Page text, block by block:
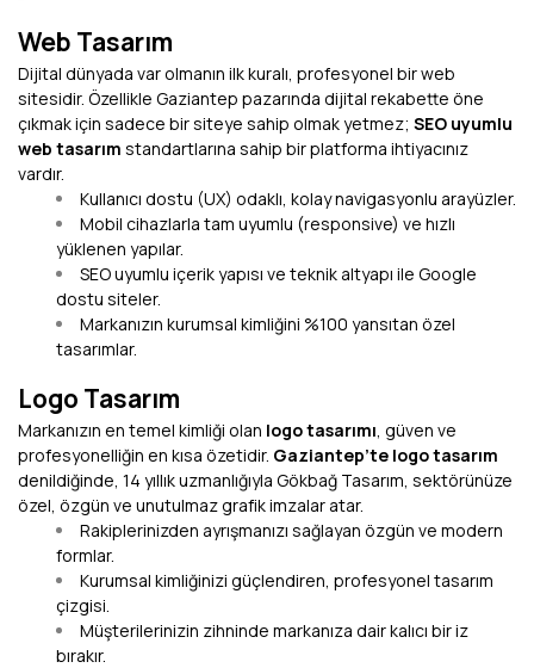
Web Tasarım
Dijital dünyada var olmanın ilk kuralı, profesyonel bir web
sitesidir. Özellikle Gaziantep pazarında dijital rekabette öne
çıkmak için sadece bir siteye sahip olmak yetmez; SEO uyumlu
web tasarım standartlarına sahip bir platforma ihtiyacınız
vardır.
Kullanıcı dostu (UX) odaklı, kolay navigasyonlu arayüzler.
Mobil cihazlarla tam uyumlu (responsive) ve hızlı
yüklenen yapılar.
SEO uyumlu içerik yapısı ve teknik altyapı ile Google
dostu siteler.
Markanızın kurumsal kimliğini %100 yansıtan özel
tasarımlar.
Logo Tasarım
Markanızın en temel kimliği olan logo tasarımı, güven ve
profesyonelliğin en kısa özetidir. Gaziantep’te logo tasarım
denildiğinde, 14 yıllık uzmanlığıyla Gökbağ Tasarım, sektörünüze
özel, özgün ve unutulmaz grafik imzalar atar.
Rakiplerinizden ayrışmanızı sağlayan özgün ve modern
formlar.
Kurumsal kimliğinizi güçlendiren, profesyonel tasarım
çizgisi.
Müşterilerinizin zihninde markanıza dair kalıcı bir iz
bırakır.